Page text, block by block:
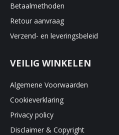
Betaalmethoden
Retour aanvraag
Verzend- en leveringsbeleid
VEILIG WINKELEN
Algemene Voorwaarden
Cookieverklaring
Privacy policy
Disclaimer & Copyright